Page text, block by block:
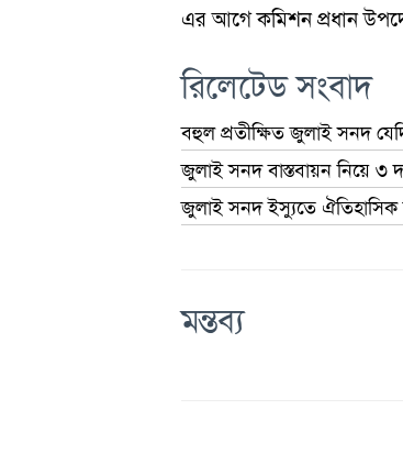
এর আগে কমিশন প্রধান
রিলেটেড সংবাদ
বহুল প্রতীক্ষিত জুলাই সনদ
জুলাই সনদ বাস্তবায়ন নিয়ে ৩
জুলাই সনদ ইস্যুতে ঐতিহাসিক
মন্তব্য